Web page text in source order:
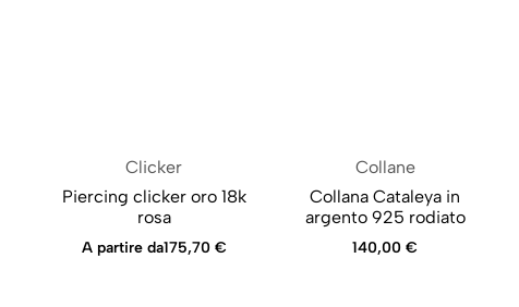
Clicker
Piercing clicker oro 18k
rosa
A partire da175,70 €
Collane
Collana Cataleya in
argento 925 rodiato
140,00€